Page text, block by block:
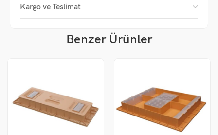
Kargo ve Teslimat
Benzer Ürünler